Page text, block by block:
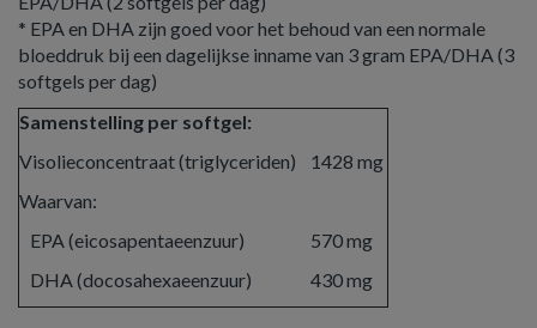
* EPA en DHA zijn goed voor het behoud van een normale
bloeddruk bij een dagelijkse inname van 3 gram EPA/DHA (3
softgels per dag)
Samenstelling per softgel:
Visolieconcentraat (triglyceriden) 1428 mg
Waarvan:
EPA (eicosapentaeenzuur)
570 mg
DHA (docosahexaeenzuur)
430 mg